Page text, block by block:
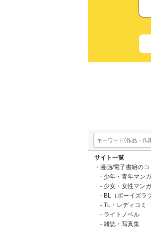
サイト一覧
漫画/電子書籍の
少年・青年マンガ
少女・女性マンガ
BL（ボーイズラブ
TL・レディコミ
ライトノベル
雑誌・写真集